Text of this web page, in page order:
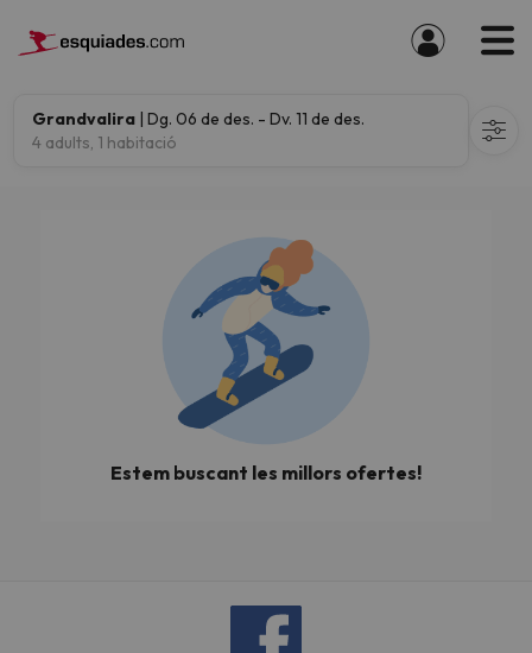
Grandvalira | Dg. 06 de des. - Dv. 11 de des.
4 adults, 1 habitació
Estem buscant les millors ofertes!